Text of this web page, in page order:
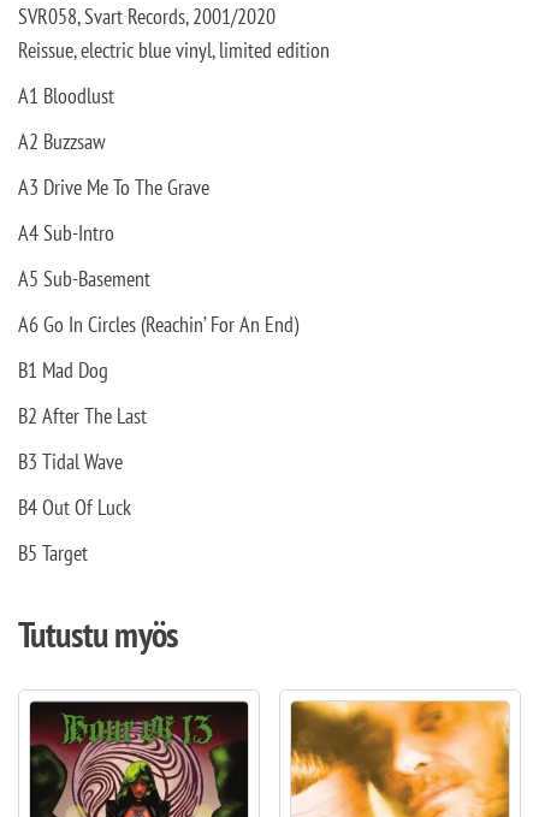
SVR058, Svart Records, 2001/2020
Reissue, electric blue vinyl, limited edition
A1 Bloodlust
A2 Buzzsaw
A3 Drive Me To The Grave
A4 Sub-Intro
A5 Sub-Basement
A6 Go In Circles (Reachin’ For An End)
B1 Mad Dog
B2 After The Last
B3 Tidal Wave
B4 Out Of Luck
B5 Target
Tutustu myös